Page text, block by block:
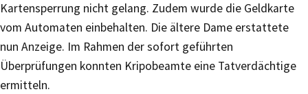
Kartensperrung nicht gelang. Zudem wurde die Geldkarte
vom Automaten einbehalten. Die ältere Dame erstattete
nun Anzeige. Im Rahmen der sofort geführten
Überprüfungen konnten Kripobeamte eine Tatverdächtige
ermitteln.